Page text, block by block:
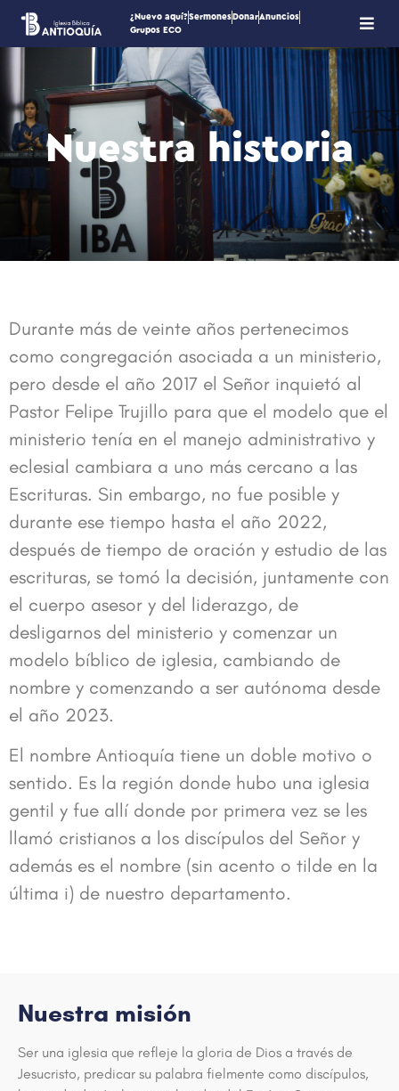
¿Nuevo aquí?Sermones DonarAnuncios
Grupos ECO
Nuestra historia
Durante más de veinte años pertenecimos
como congregación asociada a un ministerio,
pero desde el año 2017 el Señor inquietó al
Pastor Felipe Trujillo para que el modelo que el
ministerio tenía en el manejo administrativo y
eclesial cambiara a uno más cercano a las
Escrituras. Sin embargo, no fue posible y
durante ese tiempo hasta el año 2022,
después de tiempo de oración y estudio de las
escrituras, se tomó la decisión, juntamente con
el cuerpo asesor y del liderazgo, de
desligarnos del ministerio y comenzar un
modelo bíblico de iglesia, cambiando de
nombre y comenzando a ser autónoma desde
el año 2023.
El nombre Antioquía tiene un doble motivo o
sentido. Es la región donde hubo una iglesia
gentil y fue allí donde por primera vez se les
llamó cristianos a los discípulos del Señor y
además es el nombre (sin acento o tilde en la
última i) de nuestro departamento.
Nuestra misión
Ser una iglesia que refleje la gloria de Dios a través de
Jesucristo, predicar su palabra fielmente como discípulos,